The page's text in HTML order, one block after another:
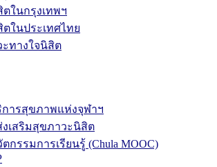
ในกรุงเทพฯ
ในประเทศไทย
ทางใจนิสิต
ารสุขภาพแห่งจุฬาฯ
เสริมสุขภาวะนิสิต
กรรมการเรียนรู้ (Chula MOOC)